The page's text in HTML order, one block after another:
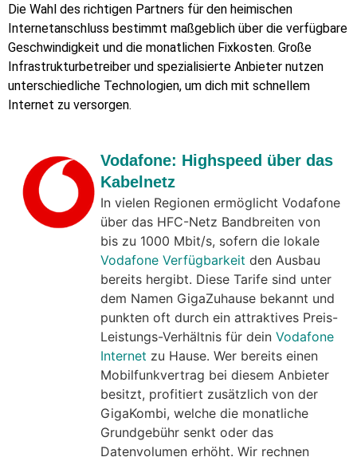
Die Wahl des richtigen Partners für den heimischen
Internetanschluss bestimmt maßgeblich über die verfügbare
Geschwindigkeit und die monatlichen Fixkosten. Große
Infrastrukturbetreiber und spezialisierte Anbieter nutzen
unterschiedliche Technologien, um dich mit schnellem
Internet zu versorgen.
Vodafone: Highspeed über das
Kabelnetz
In vielen Regionen ermöglicht Vodafone
über das HFC-Netz Bandbreiten von
bis zu 1000 Mbit/s, sofern die lokale
Vodafone Verfügbarkeit den Ausbau
bereits hergibt. Diese Tarife sind unter
dem Namen GigaZuhause bekannt und
punkten oft durch ein attraktives Preis-
Leistungs-Verhältnis für dein Vodafone
Internet zu Hause. Wer bereits einen
Mobilfunkvertrag bei diesem Anbieter
besitzt, profitiert zusätzlich von der
GigaKombi, welche die monatliche
Grundgebühr senkt oder das
Datenvolumen erhöht. Wir rechnen